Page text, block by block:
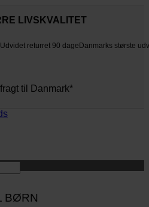
LIVSKVALITET
Udvidet returret 90 dage Danmarks største
til Danmark*
BØRN